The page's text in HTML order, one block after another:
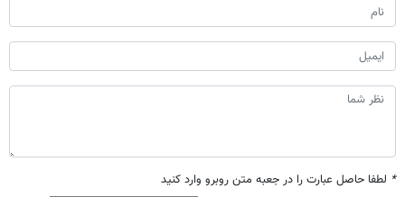
* لطفا حاصل عبارت را در جعبه متن روبرو وارد کنید